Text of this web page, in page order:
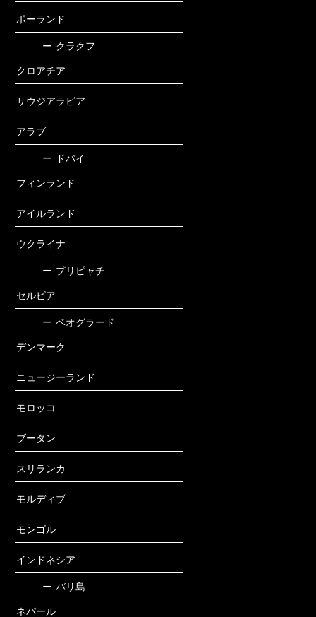
ポーランド
ー クラクフ
クロアチア
サウジアラビア
アラブ
ー ドバイ
フィンランド
アイルランド
ウクライナ
ー プリピャチ
セルビア
ー ベオグラード
デンマーク
ニュージーランド
モロッコ
ブータン
スリランカ
モルディブ
モンゴル
インドネシア
ー バリ島
ネパール